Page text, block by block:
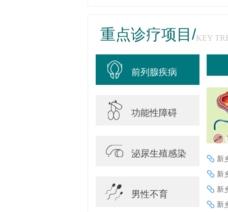
重点诊疗项目/KEY
前列腺疾病
功能性障碍
泌尿生殖感染
男性不育
新
新
新
新